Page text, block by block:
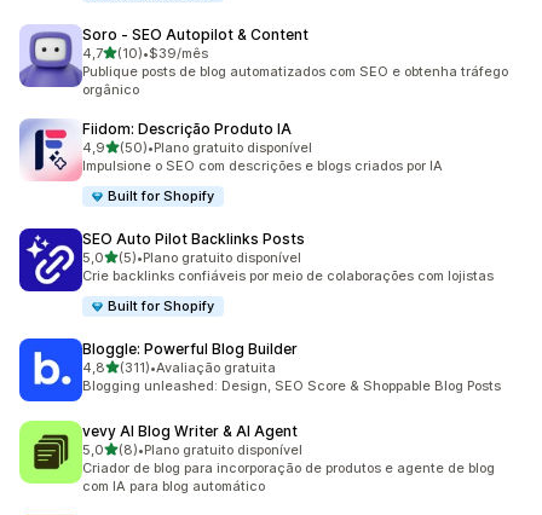
Soro ‑ SEO Autopilot & Content
4,7de 5 estrelas
(10)
10 avaliações ao todo
•$39/mês
Publique posts de blog automatizados com SEO e obtenha tráfego
orgânico
Fiidom: Descrição Produto IA
4,9de 5 estrelas
(50)
50 avaliações ao todo
•Plano gratuito disponível
Impulsione o SEO com descrições e blogs criados por IA
Built for Shopify
SEO Auto Pilot Backlinks Posts
5,0de 5 estrelas
(5)
5 avaliações ao todo
•Plano gratuito disponível
Crie backlinks confiáveis por meio de colaborações com lojistas
Built for Shopify
Bloggle: Powerful Blog Builder
4,8de 5 estrelas
(311)
311 avaliações ao todo
•Avaliação gratuita
Blogging unleashed: Design, SEO Score & Shoppable Blog Posts
vevy AI Blog Writer & AI Agent
5,0de 5 estrelas
(8)
8 avaliações ao todo
•Plano gratuito disponível
Criador de blog para incorporação de produtos e agente de blog
com IA para blog automático